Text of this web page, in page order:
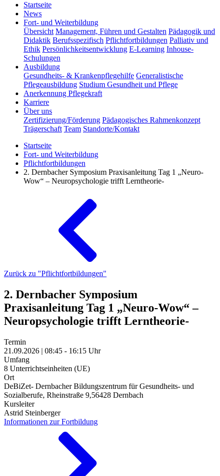
Startseite
News
Fort- und Weiterbildung
Übersicht Management, Führen und Gestalten Pädagogik und
Didaktik Berufsspezifisch Pflichtfortbildungen Palliativ und
Ethik Persönlichkeitsentwicklung E-Learning Inhouse-
Schulungen
Ausbildung
Gesundheits- & Krankenpflegehilfe Generalistische
Pflegeausbildung Studium Gesundheit und Pflege
Anerkennung Pflegekraft
Karriere
Über uns
Zertifizierung/Förderung Pädagogisches Rahmenkonzept
Trägerschaft Team Standorte/Kontakt
Startseite
Fort- und Weiterbildung
Pflichtfortbildungen
2. Dernbacher Symposium Praxisanleitung Tag 1 „Neuro-
Wow“ – Neuropsychologie trifft Lerntheorie-
Zurück zu "Pflichtfortbildungen"
2. Dernbacher Symposium
Praxisanleitung Tag 1 „Neuro-Wow“ –
Neuropsychologie trifft Lerntheorie-
Termin
21.09.2026 | 08:45 - 16:15 Uhr
Umfang
8 Unterrichtseinheiten (UE)
Ort
DeBiZet- Dernbacher Bildungszentrum für Gesundheits- und
Sozialberufe, Rheinstraße 9,56428 Dernbach
Kursleiter
Astrid Steinberger
Informationen zur Fortbildung